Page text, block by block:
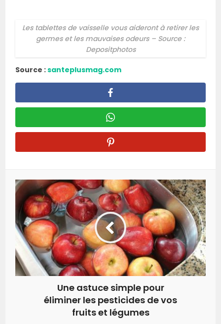
Les tablettes de vaisselle vous aideront à retirer les
germes et les mauvaises odeurs – Source :
Depositphotos
Source :santeplusmag.com
Une astuce simple pour
éliminer les pesticides de vos
fruits et légumes